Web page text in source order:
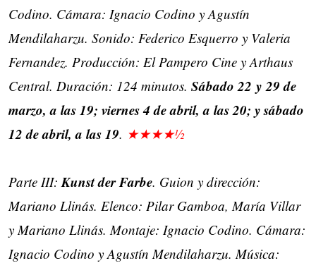
Codino. Cámara: Ignacio Codino y Agustín
Mendilaharzu. Sonido: Federico Esquerro y Valeria
Fernandez. Producción: El Pampero Cine y Arthaus
Central. Duración: 124 minutos. Sábado 22 y 29 de
marzo, a las 19; viernes 4 de abril, a las 20; y sábado
12 de abril, a las 19. ★★★★½
Parte III:Kunst der Farbe. Guion y dirección:
Mariano Llinás. Elenco: Pilar Gamboa, María Villar
y Mariano Llinás. Montaje: Ignacio Codino. Cámara:
Ignacio Codino y Agustín Mendilaharzu. Música: